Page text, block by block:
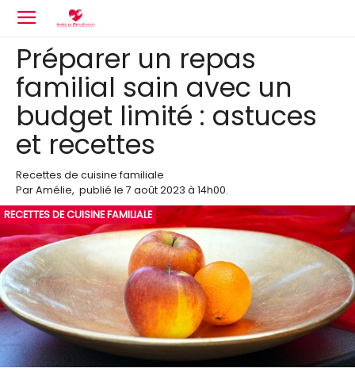
Préparer un repas
familial sain avec un
budget limité : astuces
et recettes
Recettes de cuisine familiale
ParAmélie, publié le 7 août 2023 à 14h00.
RECETTES DE CUISINE FAMILIALE